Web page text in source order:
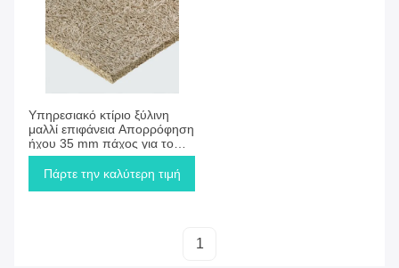
Υπηρεσιακό κτίριο ξύλινη
μαλλί επιφάνεια Απορρόφηση
ήχου 35 mm πάχος για το
ταβάνι
Πάρτε την καλύτερη τιμή
1